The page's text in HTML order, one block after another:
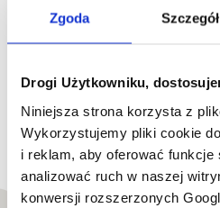
Zgoda
Drogi Użytkowniku,
Niniejsza strona korzysta z
Wykorzystujemy pliki cookie
i reklam, aby oferować funkcje
analizować ruch w naszej
konwersji rozszerzonych
Może się przydać np. kiedy
zwierzaka w domu i chcecie,
potencjalnego złodzieja w
kultowego filmu „Kevin sam w
chłopczyk w taki właśnie
rabusiów.